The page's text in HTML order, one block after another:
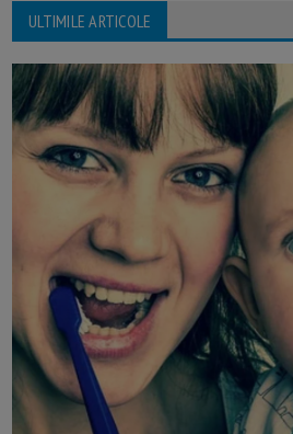
ULTIMILE ARTICOLE